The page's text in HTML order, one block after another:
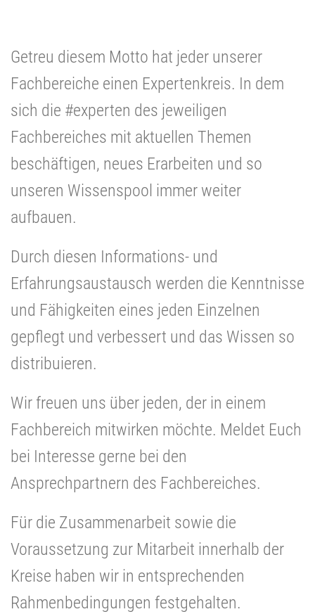
Getreu diesem Motto hat jeder unserer
Fachbereiche einen Expertenkreis. In dem
sich die #experten des jeweiligen
Fachbereiches mit aktuellen Themen
beschäftigen, neues Erarbeiten und so
unseren Wissenspool immer weiter
aufbauen.
Durch diesen Informations- und
Erfahrungsaustausch werden die Kenntnisse
und Fähigkeiten eines jeden Einzelnen
gepflegt und verbessert und das Wissen so
distribuieren.
Wir freuen uns über jeden, der in einem
Fachbereich mitwirken möchte. Meldet Euch
bei Interesse gerne bei den
Ansprechpartnern des Fachbereiches.
Für die Zusammenarbeit sowie die
Voraussetzung zur Mitarbeit innerhalb der
Kreise haben wir in entsprechenden
Rahmenbedingungen festgehalten.